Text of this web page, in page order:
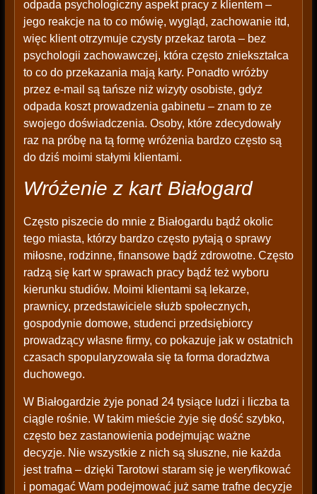
odpada psychologiczny aspekt pracy z klientem –
jego reakcje na to co mówię, wygląd, zachowanie itd,
więc klient otrzymuje czysty przekaz tarota – bez
psychologii zachowawczej, która często zniekształca
to co do przekazania mają karty. Ponadto wróżby
przez e-mail są tańsze niż wizyty osobiste, gdyż
odpada koszt prowadzenia gabinetu – znam to ze
swojego doświadczenia. Osoby, które zdecydowały
raz na próbę na tą formę wróżenia bardzo często są
do dziś moimi stałymi klientami.
Wróżenie z kart Białogard
Często piszecie do mnie z Białogardu bądź okolic
tego miasta, którzy bardzo często pytają o sprawy
miłosne, rodzinne, finansowe bądź zdrowotne. Często
radzą się kart w sprawach pracy bądź też wyboru
kierunku studiów. Moimi klientami są lekarze,
prawnicy, przedstawiciele służb społecznych,
gospodynie domowe, studenci przedsiębiorcy
prowadzący własne firmy, co pokazuje jak w ostatnich
czasach spopularyzowała się ta forma doradztwa
duchowego.
W Białogardzie żyje ponad 24 tysiące ludzi i liczba ta
ciągle rośnie. W takim mieście żyje się dość szybko,
często bez zastanowienia podejmując ważne
decyzje. Nie wszystkie z nich są słuszne, nie każda
jest trafna – dzięki Tarotowi staram się je weryfikować
i pomagać Wam podejmować już same trafne decyzje